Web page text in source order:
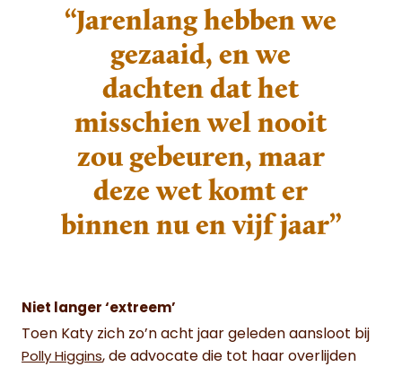
“Jarenlang hebben we
gezaaid, en we
dachten dat het
misschien wel nooit
zou gebeuren, maar
deze wet komt er
binnen nu en vijf jaar”
Niet langer ‘extreem’
Toen Katy zich zo’n acht jaar geleden aansloot bij
Polly Higgins, de advocate die tot haar overlijden